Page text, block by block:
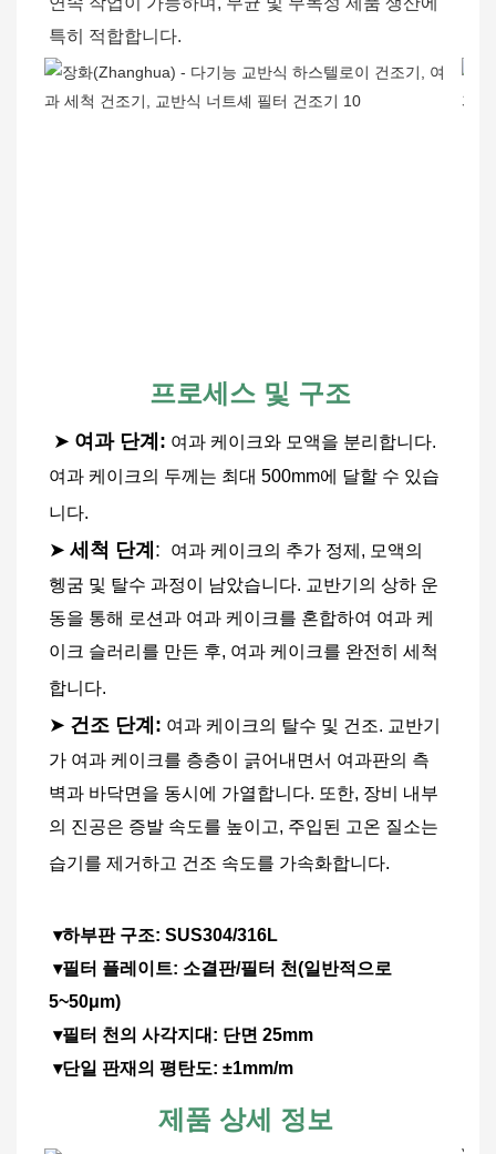
특히 적합합니다.
프로세스 및 구조
➤ 여과 단계: 여과 케이크와 모액을 분리합니다.
여과 케이크의 두께는 최대 500mm에 달할 수 있습
니다.
➤ 세척 단계 :
여과 케이크의 추가 정제, 모액의
헹굼 및 탈수 과정이 남았습니다. 교반기의 상하 운
동을 통해 로션과 여과 케이크를 혼합하여 여과 케
이크 슬러리를 만든 후, 여과 케이크를 완전히 세척
합니다.
➤ 건조 단계: 여과 케이크의 탈수 및 건조. 교반기
가 여과 케이크를 층층이 긁어내면서 여과판의 측
벽과 바닥면을 동시에 가열합니다. 또한, 장비 내부
의 진공은 증발 속도를 높이고, 주입된 고온 질소는
습기를 제거하고 건조 속도를 가속화합니다.
▾하부판 구조: SUS304/316L
5~50μm)
▾필터 천의 사각지대: 단면 25mm
▾단일 판재의 평탄도: ±1mm/m
제품 상세 정보